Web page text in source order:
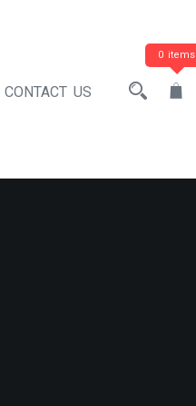
CONTACT US
0 items